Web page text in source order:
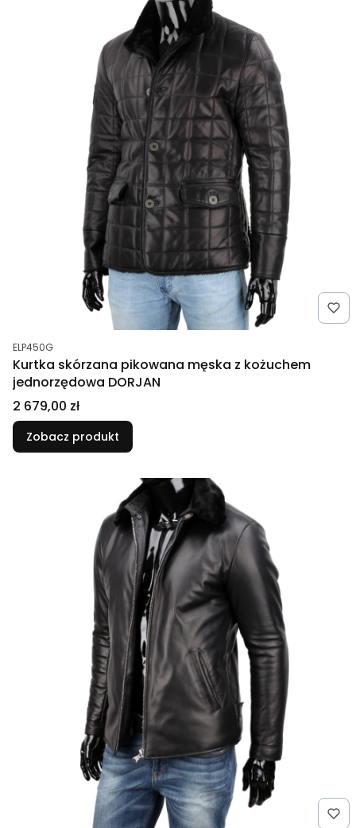
Kod produktu
ELP450G
Kurtka skórzana pikowana męska z kożuchem
jednorzędowa DORJAN
Cena
2 679,00 zł
Zobacz produkt